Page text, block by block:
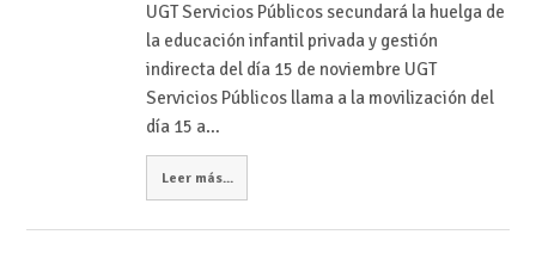
UGT Servicios Públicos secundará la huelga de
la educación infantil privada y gestión
indirecta del día 15 de noviembre UGT
Servicios Públicos llama a la movilización del
día 15 a…
Leer más...